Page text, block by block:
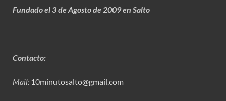
Fundado el 3 de Agosto de 2009 en Salto
Contacto:
Mail: 10minutosalto@gmail.com